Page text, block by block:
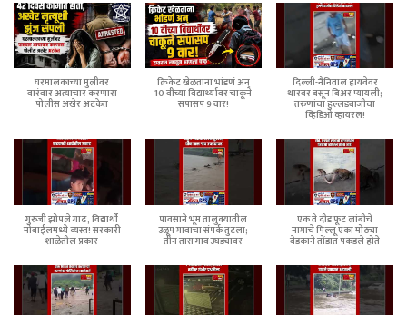
घरमालकाच्या मुलीवर
वारंवार अत्याचार करणारा
पोलीस अखेर अटकेत
क्रिकेट खेळताना भांडणं अन्
10 वीच्या विद्यार्थ्यावर चाकूने
सपासप 9 वार!
दिल्ली-नैनिताल हायवेवर
थारवर बसून बिअर प्यायली;
तरुणांचा हुल्लडबाजीचा
व्हिडिओ व्हायरल!
गुरुजी झोपले गाढ, विद्यार्थी
मोबाईलमध्ये व्यस्त! सरकारी
शाळेतील प्रकार
पावसाने भूम तालुक्यातील
उळूप गावाचा संपर्क तुटला;
तीन तास गाव उघड्यावर
एक ते दीड फूट लांबीचे
नागाचे पिल्लू एका मोठ्या
बेडकाने तोंडात पकडले होते